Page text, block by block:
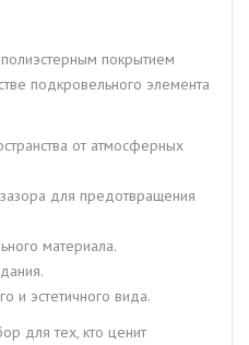
покрытием
подкровельного элемента
от атмосферных
для предотвращения
материала.
и эстетичного вида.
для тех, кто ценит